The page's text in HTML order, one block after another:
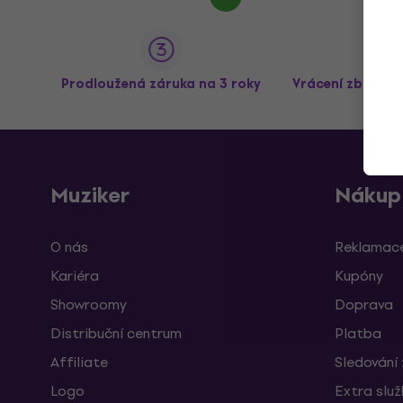
Prodloužená záruka na 3 roky Vrácení zboží až
Muziker
O nás
Kariéra
Showroomy
Distribuční centrum
Affiliate
Logo
Nákup
Kupóny
Doprava
Platba
Sledování
Extra